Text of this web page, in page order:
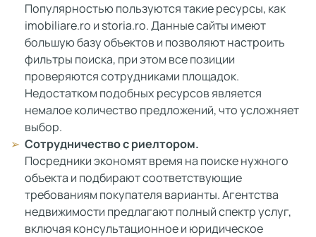
Популярностью пользуются такие ресурсы, как
imobiliare.ro и storia.ro. Данные сайты имеют
большую базу объектов и позволяют настроить
фильтры поиска, при этом все позиции
проверяются сотрудниками площадок.
Недостатком подобных ресурсов является
немалое количество предложений, что усложняет
выбор.
Сотрудничество с риелтором.
Посредники экономят время на поиске нужного
объекта и подбирают соответствующие
требованиям покупателя варианты. Агентства
недвижимости предлагают полный спектр услуг,
включая консультационное и юридическое